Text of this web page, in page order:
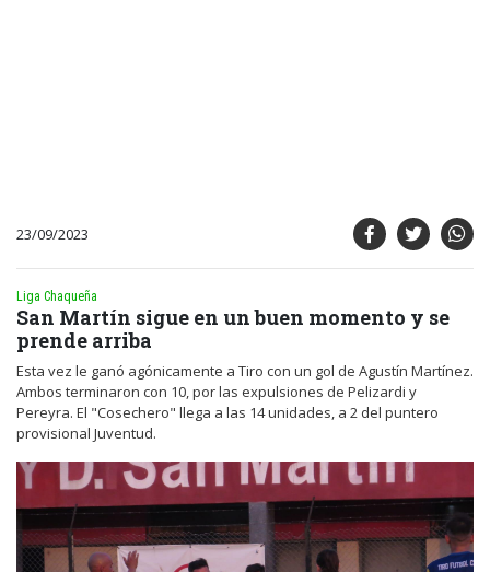
23/09/2023
Liga Chaqueña
San Martín sigue en un buen momento y se
prende arriba
Esta vez le ganó agónicamente a Tiro con un gol de Agustín Martínez.
Ambos terminaron con 10, por las expulsiones de Pelizardi y
Pereyra. El "Cosechero" llega a las 14 unidades, a 2 del puntero
provisional Juventud.